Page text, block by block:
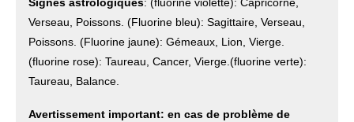
Verseau, Poissons. (Fluorine bleu): Sagittaire, Verseau,
Poissons. (Fluorine jaune): Gémeaux, Lion, Vierge.
(fluorine rose): Taureau, Cancer, Vierge.(fluorine verte):
Taureau, Balance.
Avertissement important: en cas de problème de